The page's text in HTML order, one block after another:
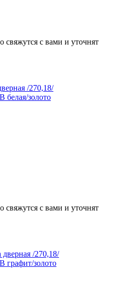
свяжутся с вами и уточнят
белая/золото
свяжутся с вами и уточнят
графит/золото